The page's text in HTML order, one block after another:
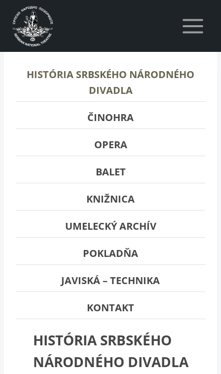
content
HISTÓRIA SRBSKÉHO NÁRODNÉHO
DIVADLA
ČINOHRA
OPERA
BALET
KNIŽNICA
UMELECKÝ ARCHÍV
POKLADŇA
JAVISKÁ – TECHNIKA
KONTAKT
HISTÓRIA SRBSKÉHO
NÁRODNÉHO DIVADLA